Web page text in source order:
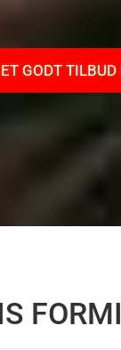
GODT TILBUD